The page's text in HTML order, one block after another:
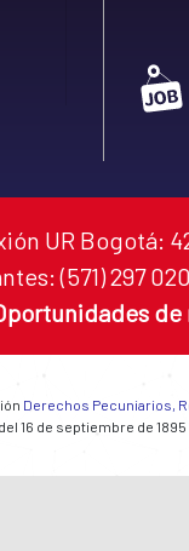
UR Bogotá:
(571) 297
de
Derechos Pecuniarios,
16 de septiembre de